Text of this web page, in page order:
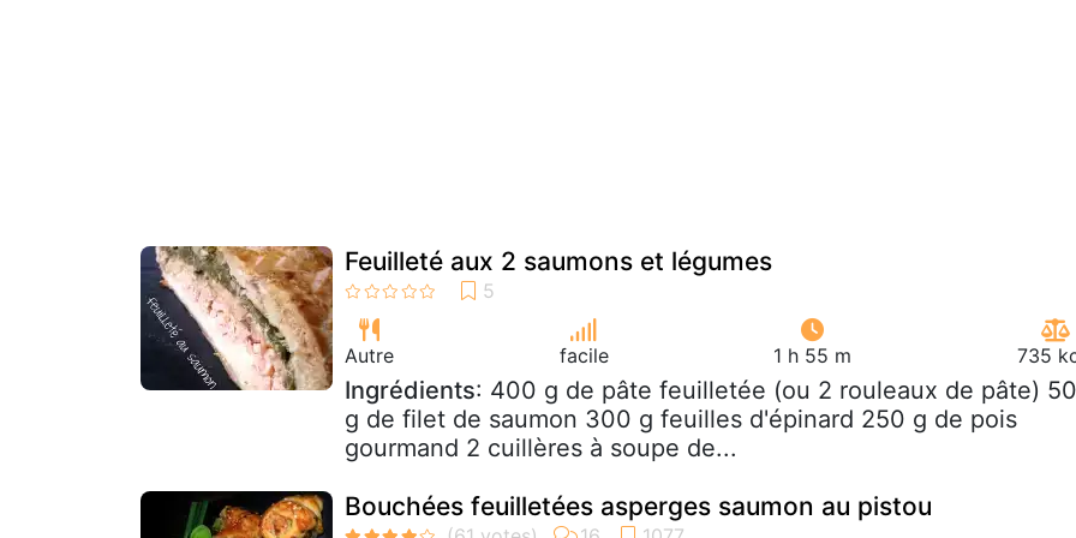
Feuilleté aux 2 saumons et légumes
Autre facile 1 h 55 m 735
Ingrédients: 400 g de pâte feuilletée (ou 2 rouleaux de pâte)
g de filet de saumon 300 g feuilles d'épinard 250 g de pois
gourmand 2 cuillères à soupe de...
Bouchées feuilletées asperges saumon au pistou